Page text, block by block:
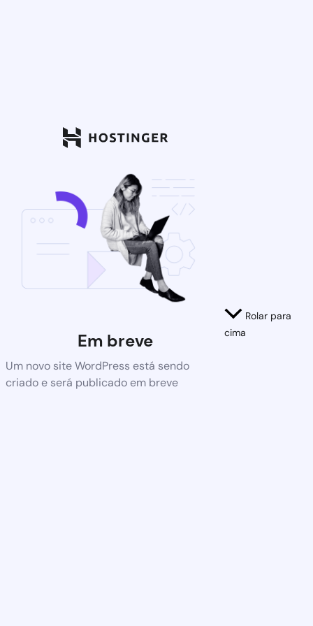
Em breve
Um novo site WordPress está sendo
criado e será publicado em breve
Rolar para
cima